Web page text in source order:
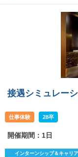
接遇シミュレー
仕事体験 28卒
開催期間：1日
インターンシップ＆キャリ